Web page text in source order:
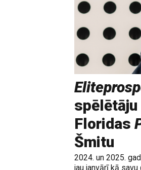
Floridas
Šmitu
2024. un 2025.
jau janvārī kā